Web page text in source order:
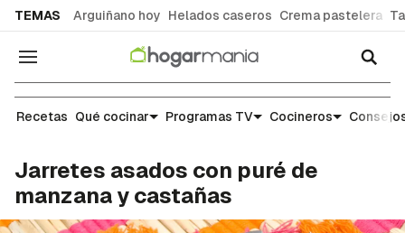
TEMAS Arguiñano hoy Helados caseros Crema pastelera
Navegación
Recetas
Recetas Qué cocinar Programas TV Cocineros
Jarretes asados con puré de
manzana y castañas